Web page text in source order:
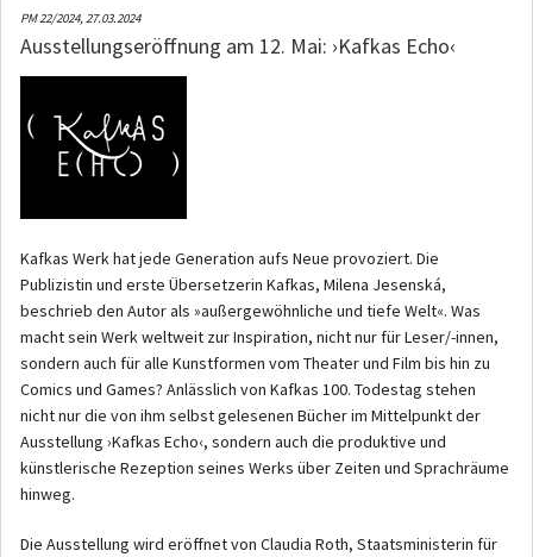
PM 22/2024, 27.03.2024
Ausstellungseröffnung am 12. Mai: ›Kafkas Echo‹
Kafkas Werk hat jede Generation aufs Neue provoziert. Die
Publizistin und erste Übersetzerin Kafkas, Milena Jesenská,
beschrieb den Autor als »außergewöhnliche und tiefe Welt«. Was
macht sein Werk weltweit zur Inspiration, nicht nur für Leser/-innen,
sondern auch für alle Kunstformen vom Theater und Film bis hin zu
Comics und Games? Anlässlich von Kafkas 100. Todestag stehen
nicht nur die von ihm selbst gelesenen Bücher im Mittelpunkt der
Ausstellung ›Kafkas Echo‹, sondern auch die produktive und
künstlerische Rezeption seines Werks über Zeiten und Sprachräume
hinweg.
Die Ausstellung wird eröffnet von Claudia Roth, Staatsministerin für